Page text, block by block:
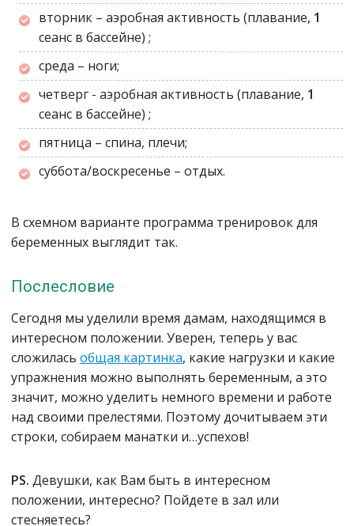
вторник – аэробная активность (плавание, 1
сеанс в бассейне) ;
среда – ноги;
четверг - аэробная активность (плавание, 1
сеанс в бассейне) ;
пятница – спина, плечи;
суббота/воскресенье – отдых.
В схемном варианте программа тренировок для
беременных выглядит так.
Послесловие
Сегодня мы уделили время дамам, находящимся в
интересном положении. Уверен, теперь у вас
сложилась общая картинка, какие нагрузки и какие
упражнения можно выполнять беременным, а это
значит, можно уделить немного времени и работе
над своими прелестями. Поэтому дочитываем эти
строки, собираем манатки и…успехов!
PS. Девушки, как Вам быть в интересном
положении, интересно? Пойдете в зал или
стесняетесь?